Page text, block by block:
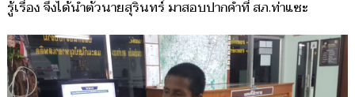
รู้เรื่อง จึงได้นำตัวนายสุรินทร์ มาสอบปากคำที่ สภ.ท่าแซะ